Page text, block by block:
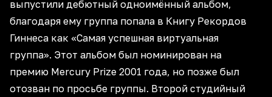
выпустили дебютный одноимённый альбом,
благодаря ему группа попала в Книгу Рекордов
Гиннеса как «Самая успешная виртуальная
группа». Этот альбом был номинирован на
премию Mercury Prize 2001 года, но позже был
отозван по просьбе группы. Второй студийный